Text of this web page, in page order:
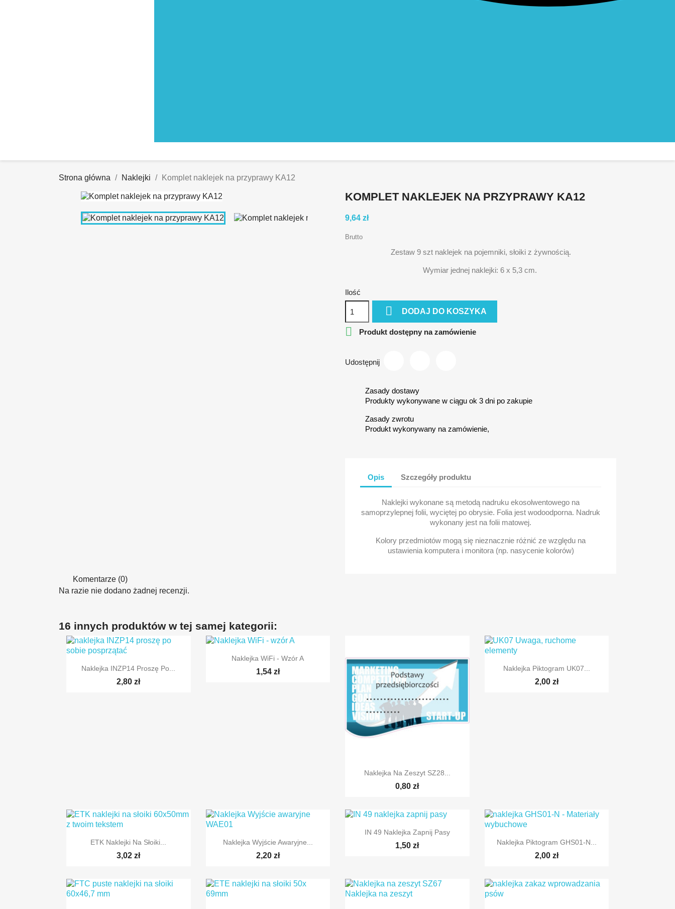
Strona główna Naklejki Komplet naklejek na przyprawy KA12
KOMPLET NAKLEJEK NA PRZYPRAWY KA12
9,64 zł
Brutto
Zestaw 9 szt naklejek na pojemniki, słoiki z żywnością.
Wymiar jednej naklejki: 6 x 5,3 cm.
Ilość
 DODAJ DO KOSZYKA
 Produkt dostępny na zamówienie
Udostępnij
Zasady dostawy
Produkty wykonywane w ciągu ok 3 dni po zakupie
Zasady zwrotu
Produkt wykonywany na zamówienie,
Opis Szczegóły produktu
Naklejki wykonane są metodą nadruku ekosolwentowego na
samoprzylepnej folii, wyciętej po obrysie. Folia jest wodoodporna. Nadruk
wykonany jest na folii matowej.
Kolory przedmiotów mogą się nieznacznie różnić ze względu na
ustawienia komputera i monitora (np. nasycenie kolorów)
Komentarze (0)
Na razie nie dodano żadnej recenzji.
16 innych produktów w tej samej kategorii:
 Szybki podgląd
Naklejka INZP14 Proszę Po...
2,80 zł
 Szybki podgląd
Naklejka WiFi - Wzór A
1,54 zł
 Szybki podgląd
Naklejka Na Zeszyt SZ28...
0,80 zł
 Szybki podgląd
Naklejka Piktogram UK07...
2,00 zł
 Szybki podgląd
ETK Naklejki Na Słoiki...
3,02 zł
 Szybki podgląd
Naklejka Wyjście Awaryjne...
2,20 zł
 Szybki podgląd
IN 49 Naklejka Zapnij Pasy
1,50 zł  Szybki podgląd
Naklejka Piktogram GHS01-N...
2,00 zł